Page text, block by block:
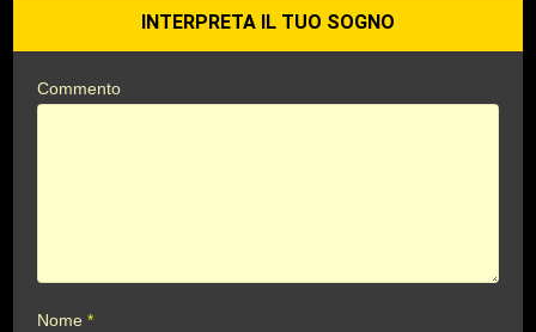
INTERPRETA IL TUO SOGNO
Commento
Nome*